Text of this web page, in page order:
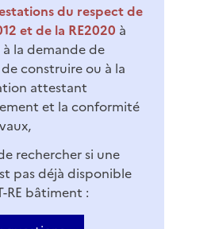
du respect de
et de la RE2020 à
la demande de
construire ou à la
attestant
et la conformité
rechercher si une
pas déjà disponible
RE bâtiment :